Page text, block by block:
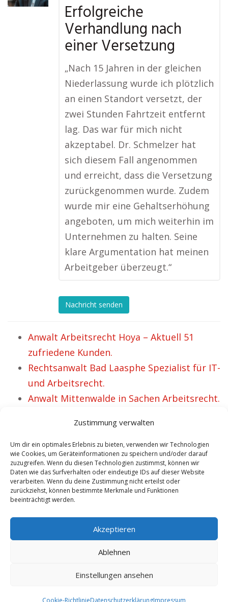
Zustimmung verwalten
Um dir ein optimales Erlebnis zu bieten, verwenden wir Technologien
wie Cookies, um Geräteinformationen zu speichern und/oder darauf
zuzugreifen. Wenn du diesen Technologien zustimmst, können wir
Daten wie das Surfverhalten oder eindeutige IDs auf dieser Website
verarbeiten. Wenn du deine Zustimmung nicht erteilst oder
zurückziehst, können bestimmte Merkmale und Funktionen
beeinträchtigt werden.
Akzeptieren
Ablehnen
Einstellungen ansehen
Cookie-RichtlinieDatenschutzerklärungImpressum
Erfolgreiche
Verhandlung nach
einer Versetzung
„Nach 15 Jahren in der gleichen
Niederlassung wurde ich plötzlich
an einen Standort versetzt, der
zwei Stunden Fahrtzeit entfernt
lag. Das war für mich nicht
akzeptabel. Dr. Schmelzer hat
sich diesem Fall angenommen
und erreicht, dass die Versetzung
zurückgenommen wurde. Zudem
wurde mir eine Gehaltserhöhung
angeboten, um mich weiterhin im
Unternehmen zu halten. Seine
klare Argumentation hat meinen
Arbeitgeber überzeugt.“
Nachricht senden
Anwalt Arbeitsrecht Hoya – Aktuell 51
zufriedene Kunden.
Rechtsanwalt Bad Laasphe Spezialist für IT-
und Arbeitsrecht.
Anwalt Mittenwalde in Sachen Arbeitsrecht.
zufriedene Klienten.
Rechtsanwalt Waldenbuch Spezialist für
Arbeitsrecht und IT Recht.
Rechtsanwalt Rutesheim Experte für IT-
und Arbeitsrecht.
Kanzlei Dr. Schmelzer Anwalt Arbeitsrecht
Dassow.